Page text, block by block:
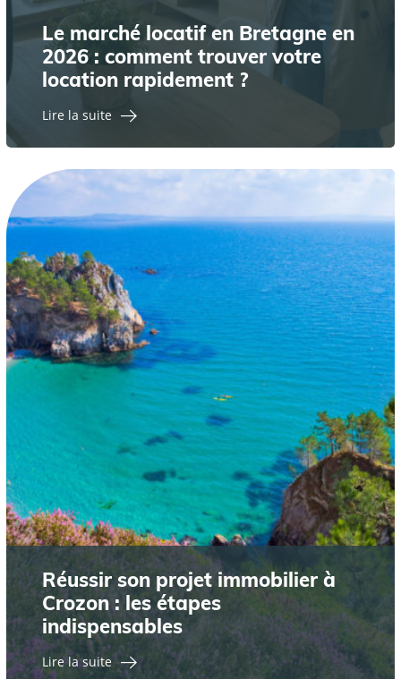
Le marché locatif en Bretagne en
2026 : comment trouver votre
location rapidement ?
Lire la suite
Réussir son projet immobilier à
Crozon : les étapes
indispensables
Lire la suite